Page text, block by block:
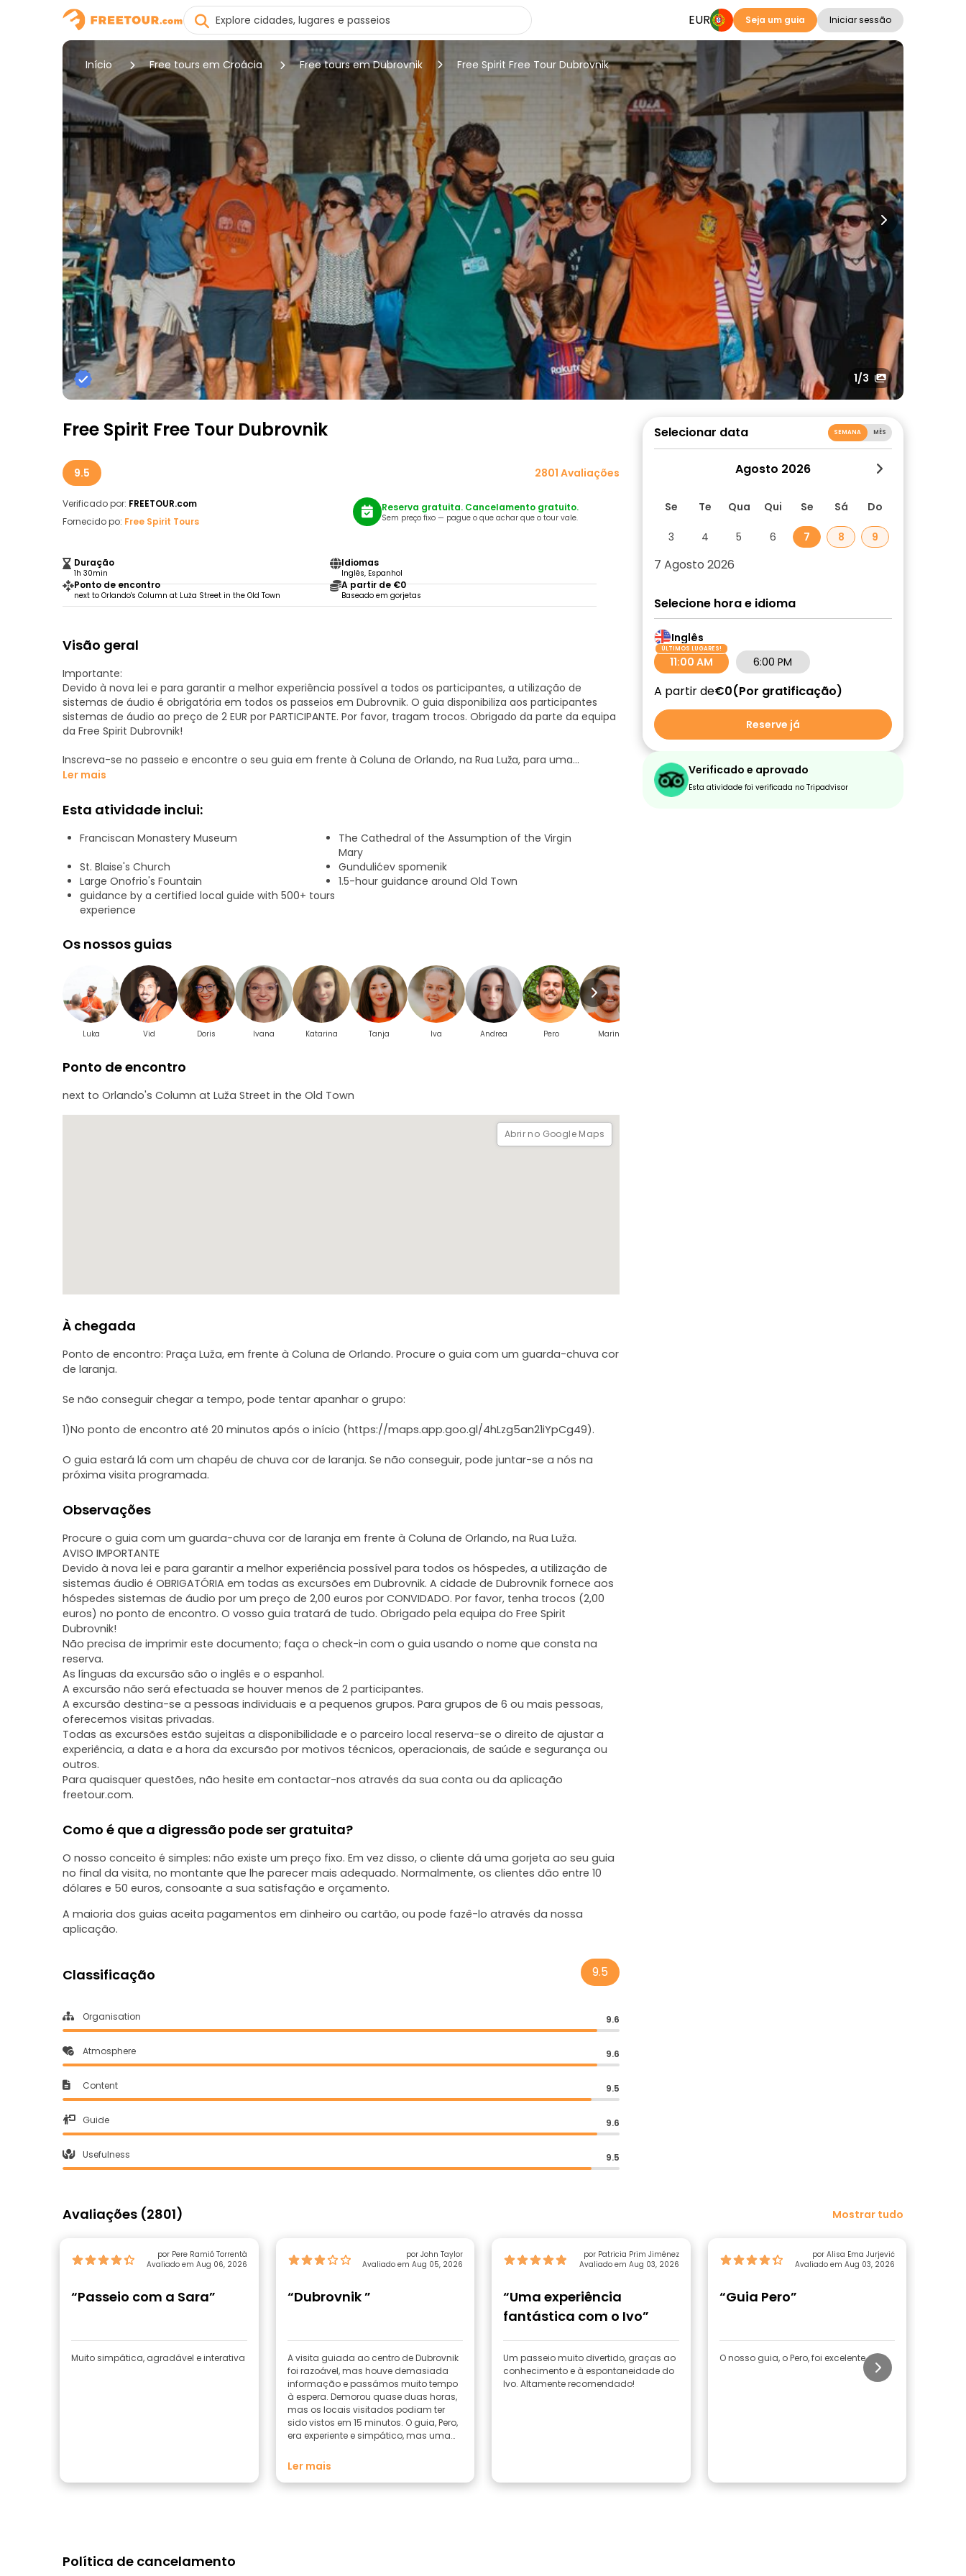
EUR Seja um guia Iniciar sessão
Início Free tours em Croácia Free tours em Dubrovnik Free Spirit Free Tour Dubrovnik
1/3
Free Spirit Free Tour Dubrovnik
9.5 2801 Avaliações
Verificado por: FREETOUR.com
Fornecido po: Free Spirit Tours
Duração
1h 30min
Idiomas
Inglês, Espanhol
Ponto de encontro
next to Orlando's Column at Luža Street in the Old Town
A partir de €0
Baseado em gorjetas
Reserva gratuita. Cancelamento gratuito.
Sem preço fixo — pague o que achar que o tour vale.
Visão geral
Importante:
Devido à nova lei e para garantir a melhor experiência possível a todos os participantes, a utilização de
sistemas de áudio é obrigatória em todos os passeios em Dubrovnik. O guia disponibiliza aos participantes
sistemas de áudio ao preço de 2 EUR por PARTICIPANTE. Por favor, tragam trocos. Obrigado da parte da equipa
da Free Spirit Dubrovnik!
Inscreva-se no passeio e encontre o seu guia em frente à Coluna de Orlando, na Rua Luža, para uma
introdução especial de 1,5 horas à cidade de Dubrovnik. Para que nunca se torne «mais um passeio
O passeio abrange todos os principais pontos turísticos da Cidade Velha, incluindo a Igreja de São Blaise, o
Stradun, a Grande Fonte de Onofrio, a Praça Ivan Gundulić, as escadarias do mosteiro jesuíta, a Catedral de
Dubrovnik, o Palácio do Reitor, o Palácio Sponza, o mosteiro dominicano, a Fortaleza de Revelin e muitos mais.
Ler mais
Esta atividade inclui:
Franciscan Monastery Museum
The Cathedral of the Assumption of the Virgin
Mary
St. Blaise's Church
Gundulićev spomenik
Large Onofrio's Fountain
1.5-hour guidance around Old Town
guidance by a certified local guide with 500+ tours
experience
Os nossos guias
Luka Vid Doris Ivana Katarina Tanja Iva Andrea Pero Marin
Ponto de encontro
next to Orlando's Column at Luža Street in the Old Town
Abrir no Google Maps
À chegada
Ponto de encontro: Praça Luža, em frente à Coluna de Orlando. Procure o guia com um guarda-chuva cor
de laranja.
Se não conseguir chegar a tempo, pode tentar apanhar o grupo:
1)No ponto de encontro até 20 minutos após o início (https://maps.app.goo.gl/4hLzg5an21iYpCg49).
O guia estará lá com um chapéu de chuva cor de laranja. Se não conseguir, pode juntar-se a nós na
próxima visita programada.
Observações
Procure o guia com um guarda-chuva cor de laranja em frente à Coluna de Orlando, na Rua Luža.
AVISO IMPORTANTE
Devido à nova lei e para garantir a melhor experiência possível para todos os hóspedes, a utilização de
sistemas áudio é OBRIGATÓRIA em todas as excursões em Dubrovnik. A cidade de Dubrovnik fornece aos
hóspedes sistemas de áudio por um preço de 2,00 euros por CONVIDADO. Por favor, tenha trocos (2,00
euros) no ponto de encontro. O vosso guia tratará de tudo. Obrigado pela equipa do Free Spirit
Dubrovnik!
Não precisa de imprimir este documento; faça o check-in com o guia usando o nome que consta na
reserva.
As línguas da excursão são o inglês e o espanhol.
A excursão não será efectuada se houver menos de 2 participantes.
A excursão destina-se a pessoas individuais e a pequenos grupos. Para grupos de 6 ou mais pessoas,
oferecemos visitas privadas.
Todas as excursões estão sujeitas a disponibilidade e o parceiro local reserva-se o direito de ajustar a
experiência, a data e a hora da excursão por motivos técnicos, operacionais, de saúde e segurança ou
outros.
Para quaisquer questões, não hesite em contactar-nos através da sua conta ou da aplicação
freetour.com.
Como é que a digressão pode ser gratuita?
O nosso conceito é simples: não existe um preço fixo. Em vez disso, o cliente dá uma gorjeta ao seu guia
no final da visita, no montante que lhe parecer mais adequado. Normalmente, os clientes dão entre 10
dólares e 50 euros, consoante a sua satisfação e orçamento.
A maioria dos guias aceita pagamentos em dinheiro ou cartão, ou pode fazê-lo através da nossa
aplicação.
Classificação 9.5
Organisation 9.6
Atmosphere 9.6
Content 9.5
Guide 9.6
Usefulness 9.5
Avaliações (2801) Mostrar tudo
por Pere Ramió Torrentà
Avaliado em Aug 06, 2026
“Passeio com a Sara”
Muito simpática, agradável e interativa
por John Taylor
Avaliado em Aug 05, 2026
“Dubrovnik ”
A visita guiada ao centro de Dubrovnik
foi razoável, mas houve demasiada
informação e passámos muito tempo
à espera. Demorou quase duas horas,
mas os locais visitados podiam ter
sido vistos em 15 minutos. O guia, Pero,
era experiente e simpático, mas uma
apreciada.
Ler mais
por Patricia Prim Jiménez
Avaliado em Aug 03, 2026
“Uma experiência
fantástica com o Ivo”
Um passeio muito divertido, graças ao
conhecimento e à espontaneidade do
Ivo. Altamente recomendado!
por Alisa Ema Jurjević
Avaliado em Aug 03, 2026
“Guia Pero”
O nosso guia, o Pero, foi excelente
Política de cancelamento
Selecionar data SEMANA MÊS
Agosto 2026
Se Te Qua Qui Se Sá Do
3 4 5 6 7 8 9
7 Agosto 2026
Selecione hora e idioma
Inglês
11:00 AM
6:00 PM
A partir de€0 Por gratificação
Reserve já
Verificado e aprovado
Esta atividade foi verificada no Tripadvisor